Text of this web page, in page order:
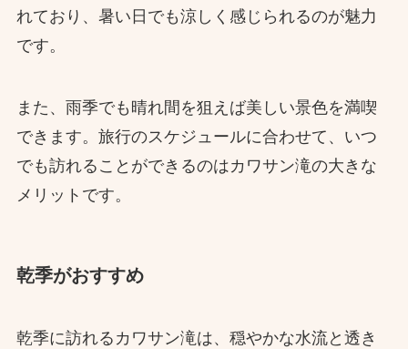
れており、暑い日でも涼しく感じられるのが魅力
です。
また、雨季でも晴れ間を狙えば美しい景色を満喫
できます。旅行のスケジュールに合わせて、いつ
でも訪れることができるのはカワサン滝の大きな
メリットです。
乾季がおすすめ
乾季に訪れるカワサン滝は、穏やかな水流と透き